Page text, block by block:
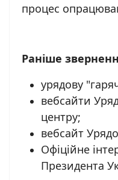
процес
Раніше
урядову
вебсайти
центру;
вебсайт
Офіційне
Президента